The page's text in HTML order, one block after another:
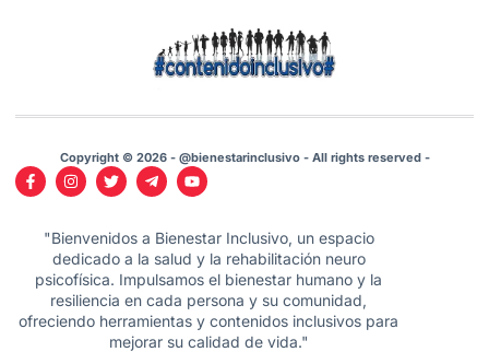
Copyright © 2026 - @bienestarinclusivo - All rights reserved -
"Bienvenidos a Bienestar Inclusivo, un espacio
dedicado a la salud y la rehabilitación neuro
psicofísica. Impulsamos el bienestar humano y la
resiliencia en cada persona y su comunidad,
ofreciendo herramientas y contenidos inclusivos para
mejorar su calidad de vida."